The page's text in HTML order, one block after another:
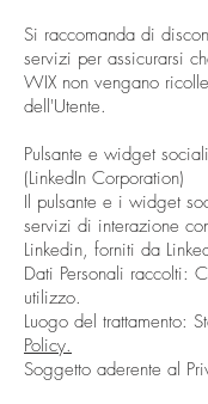
Si raccomanda di
servizi per assicurarsi
WIX non vengano
dell'Utente.​
Pulsante e widget
(LinkedIn Corporation)
Il pulsante e i widget
servizi di interazione
Linkedin, forniti da
Dati Personali raccolti:
utilizzo.
Luogo del trattamento:
Policy.
Soggetto aderente al